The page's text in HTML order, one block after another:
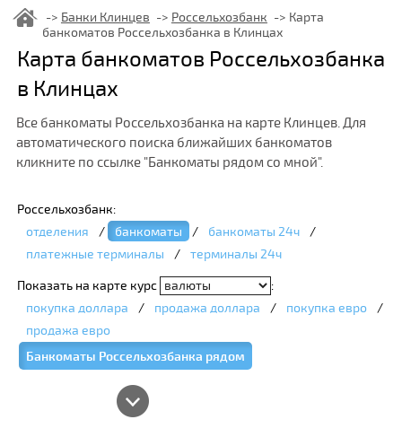
курс от
Выберите
действие: Продать Купить
Банки Клинцев Россельхозбанк
Карта
банкоматов Россельхозбанка в Клинцах
Карта банкоматов Россельхозбанка
в Клинцах
Все банкоматы Россельхозбанка на карте Клинцев. Для
автоматического поиска ближайших банкоматов
кликните по ссылке "Банкоматы рядом со мной".
Россельхозбанк:
отделения
/ банкоматы / банкоматы 24ч
/
платежные терминалы
/ терминалы 24ч
Показать на карте курс
:
покупка доллара
/ продажа доллара / покупка евро
/
продажа евро
Банкоматы Россельхозбанка рядом